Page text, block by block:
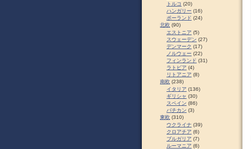
トルコ (20)
ハンガリー (16)
ポーランド (24)
北欧 (90)
エストニア (5)
スウェーデン (27)
デンマーク (17)
ノルウェー (22)
フィンランド (31)
ラトビア (4)
リトアニア (8)
南欧 (238)
イタリア (136)
ギリシャ (30)
スペイン (86)
バチカン (3)
東欧 (310)
ウクライナ (39)
クロアチア (6)
ブルガリア (7)
ルーマニア (6)